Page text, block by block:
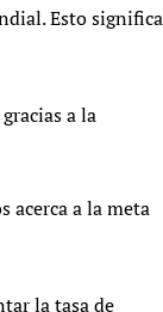
Esto significa
a la
acerca a la meta
la tasa de